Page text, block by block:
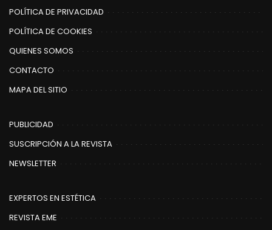
POLÍTICA DE PRIVACIDAD
POLÍTICA DE COOKIES
QUIENES SOMOS
CONTACTO
MAPA DEL SITIO
PUBLICIDAD
SUSCRIPCIÓN A LA REVISTA
NEWSLETTER
EXPERTOS EN ESTÉTICA
REVISTA EME